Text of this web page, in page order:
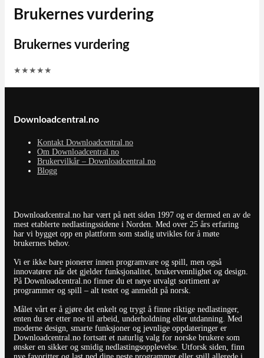
Brukernes vurdering
Brukernes vurdering
★ ★ ★ ★ ★
Downloadcentral.no
Kontakt Downloadcentral.no
Om Downloadcentral.no
Brukervilkår – Downloadcentral.no
Blogg
Downloadcentral.no har vært på nett siden 1997 og er dermed en av de
mest etablerte nedlastingssidene i Norden. Med over 25 års erfaring
har vi bygget opp en plattform som stadig utvikles for å møte
brukernes behov.
Vi er ikke bare pionerer innen programvare og spill, men også
innovatører når det gjelder funksjonalitet, brukervennlighet og design.
På Downloadcentral.no finner du et nøye utvalgt sortiment av
programmer og spill – alt testet og anmeldt på norsk.
Målet vårt er å gjøre det enkelt og trygt å finne riktige nedlastinger,
enten du ser etter noe til arbeid, underholdning eller utdanning. Med
moderne design, smarte funksjoner og jevnlige oppdateringer er
Downloadcentral.no fortsatt et naturlig valg for norske brukere som
ønsker en sikker og smidig nedlastingsopplevelse. Utforsk siden, finn